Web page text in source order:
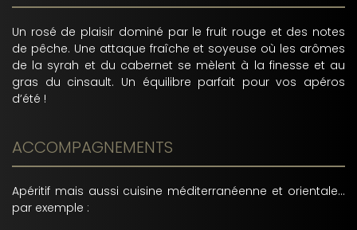
Un rosé de plaisir dominé par le fruit rouge et des notes
de pêche. Une attaque fraîche et soyeuse où les arômes
de la syrah et du cabernet se mèlent à la finesse et au
gras du cinsault. Un équilibre parfait pour vos apéros
d’été !
ACCOMPAGNEMENTS
Apéritif mais aussi cuisine méditerranéenne et orientale...
par exemple :